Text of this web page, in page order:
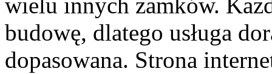
budowę, dlatego usługa
dopasowana. Strona